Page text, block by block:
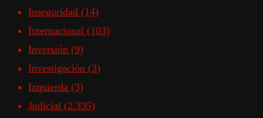
Inseguridad (14)
Internacional (103)
Inversión (9)
Investigación (3)
Izquierda (3)
Judicial (2.335)